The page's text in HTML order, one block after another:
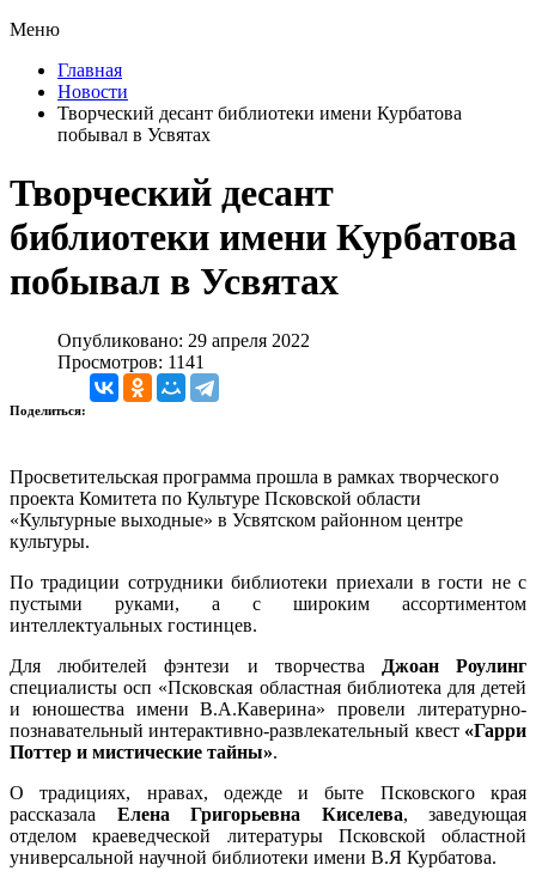
Меню
Главная
Новости
Творческий десант библиотеки имени Курбатова
побывал в Усвятах
Творческий десант
библиотеки имени Курбатова
побывал в Усвятах
Опубликовано: 29 апреля 2022
Просмотров: 1141
Поделиться:
Просветительская программа прошла в рамках творческого
проекта Комитета по Культуре Псковской области
«Культурные выходные» в Усвятском районном центре
культуры.
По традиции сотрудники библиотеки приехали в гости не с
пустыми руками, а с широким ассортиментом
интеллектуальных гостинцев.
Для любителей фэнтези и творчества
Джоан Роулинг
специалисты осп «Псковская областная библиотека для детей
и юношества имени В.А.Каверина» провели литературно-
познавательный интерактивно-развлекательный квест «Гарри
Поттер и мистические тайны».
О традициях, нравах, одежде и быте Псковского края
рассказала Елена Григорьевна Киселева, заведующая
отделом краеведческой литературы Псковской областной
универсальной научной библиотеки имени В.Я Курбатова.